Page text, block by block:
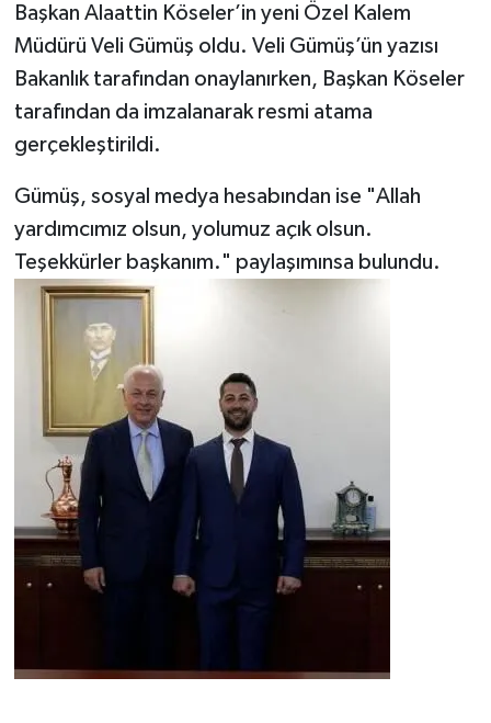
Başkan Alaattin Köseler’in yeni Özel Kalem
Müdürü Veli Gümüş oldu. Veli Gümüş’ün yazısı
Bakanlık tarafından onaylanırken, Başkan Köseler
tarafından da imzalanarak resmi atama
gerçekleştirildi.
Gümüş, sosyal medya hesabından ise "Allah
yardımcımız olsun, yolumuz açık olsun.
Teşekkürler başkanım." paylaşımınsa bulundu.